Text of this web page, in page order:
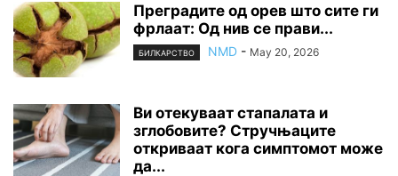
Преградите од орев што сите ги
фрлаат: Од нив се прави...
БИЛКАРСТВО NMD - May 20, 2026
Ви отекуваат стапалата и
зглобовите? Стручњаците
откриваат кога симптомот може
да...